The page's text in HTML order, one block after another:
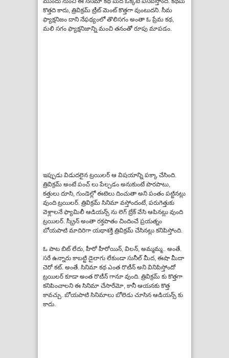
కొత్తది కాదు, త్రివిక్రమ్ ట్రీట్ మెంట్ కొత్తగా వుంటుదని. సీమ
ఫ్యాక్షనిజం దాని నేఫథ్యంలో తొలిసగం అంతా ఓ ప్రేమ కథ,
మలి సగం ఫ్యాక్షనిజాన్ని మంచి తనంతో రూపు మాపడం.
ఇప్పుడు విడుదలైన ట్రయిలర్ ఆ విషయాన్ని పక్కా చేసింది.
త్రివిక్రమ్ అంటే పంచ్ లు పేల్చడం అనుకుంటే పొరపాటు,
కత్తులు దూసి, గుండెల్లో ఈటెలు దించుతా అని పంతం పట్టినట్లు
వుంది ట్రయిలర్. త్రివిక్రమ్ సినిమా వస్తోందంటే, పరుగెత్తుకు
వెళ్లాలనే ఫ్యామిలీ ఆడియన్స్ ను లెగ్ బ్రేక్ వేసి ఆపినట్లు వుంది
ట్రయిలర్. స్క్రీన్ అంతా రక్తపాతం చిందించే ప్రయత్నం
బోయపాటి మాదిరిగా యథాశక్తి త్రివిక్రమ్ చేసినట్లు కనిపిస్తోంది.
ఓ పాట బిట్ లేదు, హీరో హీరోయిన్, విలన్, అమ్మమ్మ.. అంతే.
సరే ఉన్నారు కాబట్టి డైలాగు లేకుండా సునీల్ మీద, ఈషా మీదా
చెరో కట్. అంతే. సినిమా కథ ఎంత రొటీన్ అని వినిపిస్తోందో
ట్రయిలర్ కూడా అంత రొటీన్ గానూ వుంది. త్రివిక్రమ్ కు కొత్తగా
కనిపించాలని ఈ సినిమా చేసారేమో, కానీ ఆయనకు కొత్త
కావచ్చు. బోయపాటి సినిమాలు బోలెడు చూసిన ఆడియన్స్ కు
కాదు.